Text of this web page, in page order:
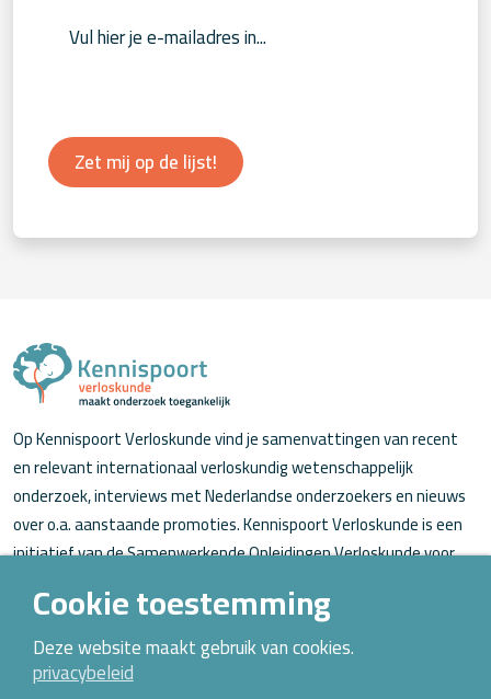
Zet mij op de lijst!
Op Kennispoort Verloskunde vind je samenvattingen van recent
en relevant internationaal verloskundig wetenschappelijk
onderzoek, interviews met Nederlandse onderzoekers en nieuws
over o.a. aanstaande promoties. Kennispoort Verloskunde is een
initiatief van de Samenwerkende Opleidingen Verloskunde voor
Over Kennispoort Verloskunde
Contact
Cookie toestemming
Deze website maakt gebruik van cookies.
privacybeleid